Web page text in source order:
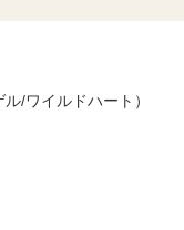
/ワイルドハート）